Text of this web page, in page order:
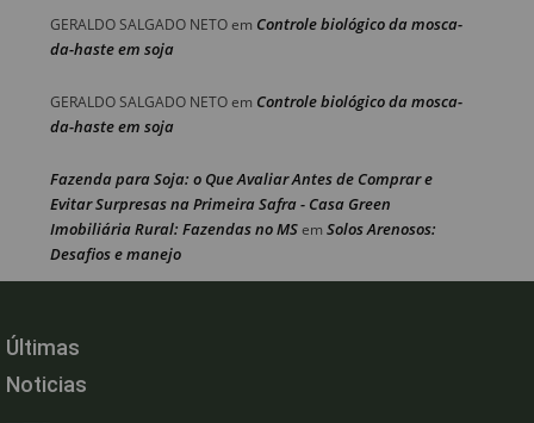
GERALDO SALGADO NETOem Controle biológico da mosca-
da-haste em soja
GERALDO SALGADO NETOem Controle biológico da mosca-
da-haste em soja
Fazenda para Soja: o Que Avaliar Antes de Comprar e
Evitar Surpresas na Primeira Safra - Casa Green
Imobiliária Rural: Fazendas no MSem Solos Arenosos:
Desafios e manejo
Últimas
Noticias